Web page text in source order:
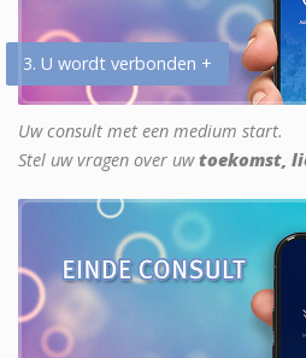
3. U wordt verbonden +
Uw consult met een medium start.
Stel uw vragen over uwtoekomst,